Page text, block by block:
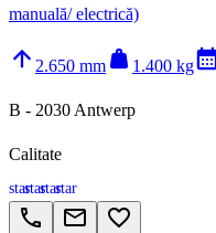
manuală/ electrică)
arrow_upward 2.650 mm weight 1.400 kg
B - 2030 Antwerp
Calitate
starstarstarstar
call email favorite_border